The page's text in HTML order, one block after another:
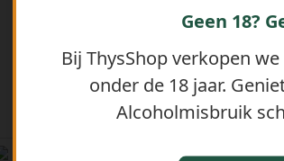
Geen 18?
Bij ThysShop verkopen
onder de 18 jaar.
Alcoholmisbruik